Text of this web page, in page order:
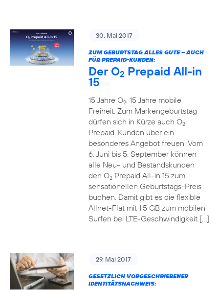
30. Mai 2017
ZUM GEBURTSTAG ALLES GUTE – AUCH
FÜR PREPAID-KUNDEN:
Der O2 Prepaid All-in
15
15 Jahre O2, 15 Jahre mobile
Freiheit: Zum Markengeburtstag
dürfen sich in Kürze auch O2
Prepaid-Kunden über ein
besonderes Angebot freuen. Vom
6. Juni bis 5. September können
alle Neu- und Bestandskunden
den O2Prepaid All-in 15 zum
sensationellen Geburtstags-Preis
buchen. Damit gibt es die flexible
Allnet-Flat mit 1,5 GB zum mobilen
Surfen bei LTE-Geschwindigkeit […]
29. Mai 2017
GESETZLICH VORGESCHRIEBENER
IDENTITÄTSNACHWEIS: